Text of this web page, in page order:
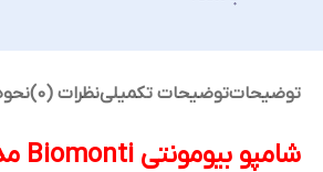
توضیحاتتوضیحات تکمیلینظرات (0)